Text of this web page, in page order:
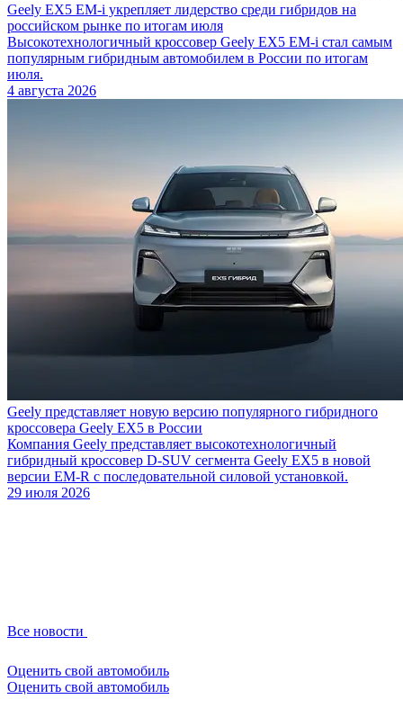
Geely EX5 EM-i укрепляет лидерство среди гибридов на
российском рынке по итогам июля
Высокотехнологичный кроссовер Geely EX5 EM-i стал самым
популярным гибридным автомобилем в России по итогам
июля.
4 августа 2026
Geely представляет новую версию популярного гибридного
кроссовера Geely EX5 в России
Компания Geely представляет высокотехнологичный
гибридный кроссовер D-SUV сегмента Geely EX5 в новой
версии EM-R с последовательной силовой установкой.
29 июля 2026
Все новости
Оценить свой автомобиль
Оценить свой автомобиль